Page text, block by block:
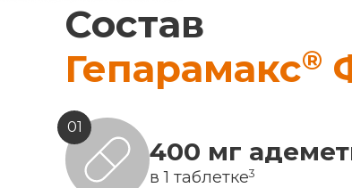
Состав
Гепарамакс®
01
400 мг
в 1 таблетке3